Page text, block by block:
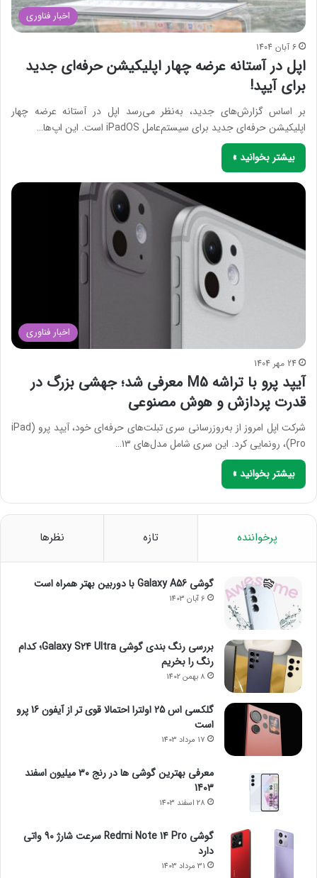
اخبار فناوری
6 آبان 1404
اپل در آستانه عرضه چهار اپلیکیشن حرفه‌ای جدید
برای آیپد!
بر اساس گزارش‌های جدید، به‌نظر می‌رسد اپل در آستانه عرضه چهار
اپلیکیشن حرفه‌ای جدید برای سیستم‌عامل iPadOS است. این اپ‌ها…
بیشتر بخوانید »
اخبار فناوری
24 مهر 1404
آیپد پرو با تراشه M5 معرفی شد؛ جهشی بزرگ در
قدرت پردازش و هوش مصنوعی
شرکت اپل امروز از به‌روزرسانی سری تبلت‌های حرفه‌ای خود، آیپد پرو (iPad
Pro)، رونمایی کرد. این سری شامل مدل‌های ۱۳…
بیشتر بخوانید »
پرخواننده تازه نظرها
گوشی Galaxy A56 با دوربین بهتر همراه است
6 آبان 1403
بررسی رنگ بندی گوشی Galaxy S24 Ultra؛ کدام
رنگ را بخریم
8 بهمن 1402
گلکسی اس 25 اولترا احتمالا قوی تر از آیفون 16 پرو
است
17 مرداد 1403
معرفی بهترین گوشی ها در رنج ۳۰ میلیون اسفند
1403
28 اسفند 1403
گوشی Redmi Note 14 Pro سرعت شارژ 90 واتی
دارد
31 مرداد 1403